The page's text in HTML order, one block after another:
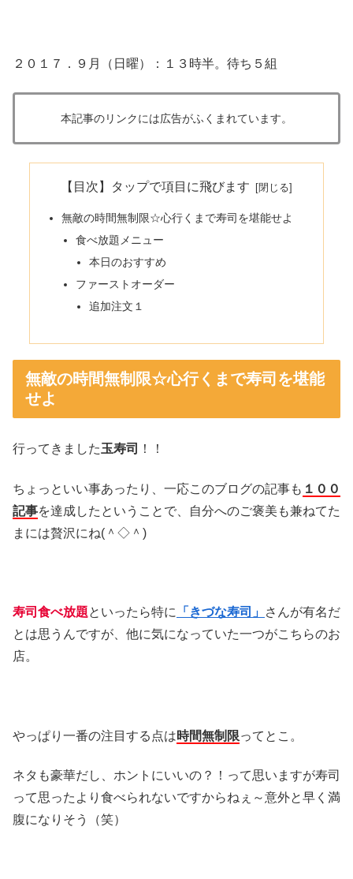
２０１７．９月（日曜）：１３時半。待ち５組
本記事のリンクには広告がふくまれています。
【目次】タップで項目に飛びます
無敵の時間無制限☆心行くまで寿司を堪能せよ
食べ放題メニュー
本日のおすすめ
ファーストオーダー
追加注文１
無敵の時間無制限☆心行くまで寿司を堪能
せよ
行ってきました玉寿司 ！！
ちょっといい事あったり、一応このブログの記事も １００
記事を達成したということで、自分へのご褒美も兼ねてた
まには贅沢にね(＾◇＾)
寿司食べ放題といったら特に 「きづな寿司」 さんが有名だ
とは思うんですが、他に気になっていた一つがこちらのお
店。
やっぱり一番の注目する点は時間無制限ってとこ。
ネタも豪華だし、ホントにいいの？！って思いますが寿司
って思ったより食べられないですからねぇ～意外と早く満
腹になりそう（笑）